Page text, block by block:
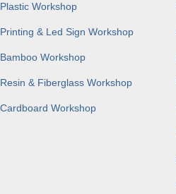
Plastic Workshop
Printing & Led Sign Workshop
Bamboo Workshop
Resin & Fiberglass Workshop
Cardboard Workshop